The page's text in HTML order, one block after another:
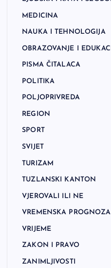
MEDICINA
NAUKA I TEHNOLOGIJA
OBRAZOVANJE I
PISMA ČITALACA
POLITIKA
POLJOPRIVREDA
REGION
SPORT
SVIJET
TURIZAM
TUZLANSKI KANTON
VJEROVALI ILI NE
VREMENSKA PROGNOZA
VRIJEME
ZAKON I PRAVO
ZANIMLJIVOSTI